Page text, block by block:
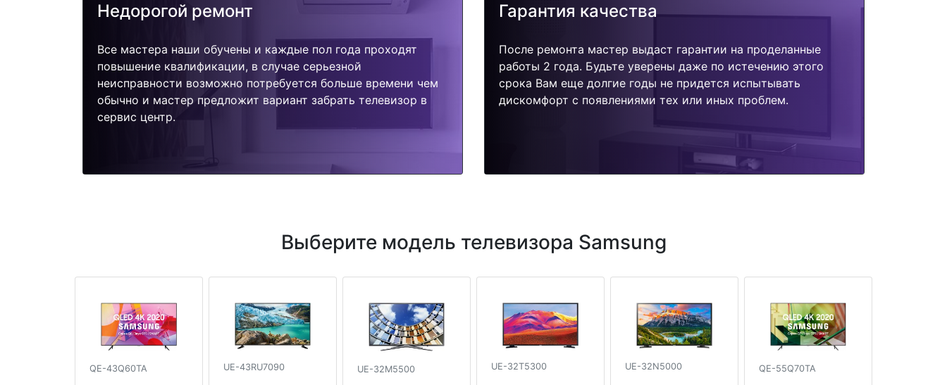
Недорогой ремонт
Все мастера наши обучены и каждые пол года проходят
повышение квалификации, в случае серьезной
неисправности возможно потребуется больше времени чем
обычно и мастер предложит вариант забрать телевизор в
сервис центр.
Гарантия качества
После ремонта мастер выдаст гарантии на проделанные
работы 2 года. Будьте уверены даже по истечению этого
срока Вам еще долгие годы не придется испытывать
дискомфорт с появлениями тех или иных проблем.
Выберите модель телевизора Samsung
QE-43Q60TA UE-43RU7090 UE-32M5500 UE-32T5300 UE-32N5000 QE-55Q70TA